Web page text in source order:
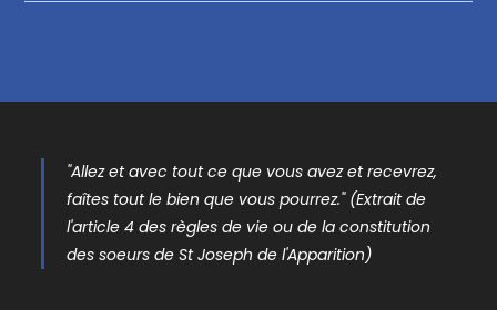
"Allez et avec tout ce que vous avez et recevrez,
faîtes tout le bien que vous pourrez." (Extrait de
l'article 4 des règles de vie ou de la constitution
des soeurs de St Joseph de l'Apparition)